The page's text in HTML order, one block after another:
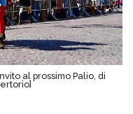
al prossimo Palio, di